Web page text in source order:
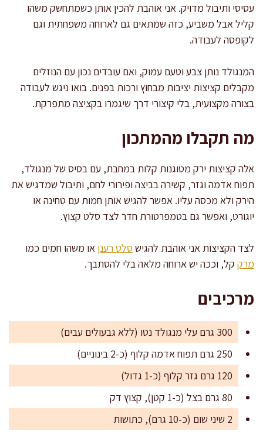
עסיסי ותיבול מדויק. אני אוהבת להכין אותן כשמתחשק משהו
קליל אבל משביע, כזה שמתאים גם לארוחה משפחתית וגם
לקופסה לעבודה.
המנגולד נותן צבע וטעם עמוק, ואם עובדים נכון עם הנוזלים
מקבלים קציצות יציבות מבחוץ ורכות בפנים. בואו ניגש לעבודה
בצורה מקצועית, בלי קיצורי דרך שיגמרו בקציצה מתפרקת.
מה תקבלו מהמתכון
אלה קציצות ירק מטוגנות קלות במחבת, עם בסיס של מנגולד,
תפוח אדמה וגזר, קשירה בביצה ופירורי לחם, ותיבול שמדגיש את
הירק ולא מכסה עליו. אפשר להגיש אותן חמות עם טחינה או
יוגורט, ואפשר גם בטמפרטורת חדר לצד סלט קצוץ.
לצד הקציצות אני אוהבת להגיש סלט רענן או משהו חמים כמו
מרק קל, וככה יש ארוחה מלאה בלי להסתבך.
מרכיבים
300 גרם עלי מנגולד נטו (ללא גבעולים עבים)
250 גרם תפוח אדמה קלוף (כ-2 בינוניים)
120 גרם גזר קלוף (כ-1 גדול)
80 גרם בצל (כ-1 קטן), קצוץ דק
2 שיני שום (כ-10 גרם), כתושות